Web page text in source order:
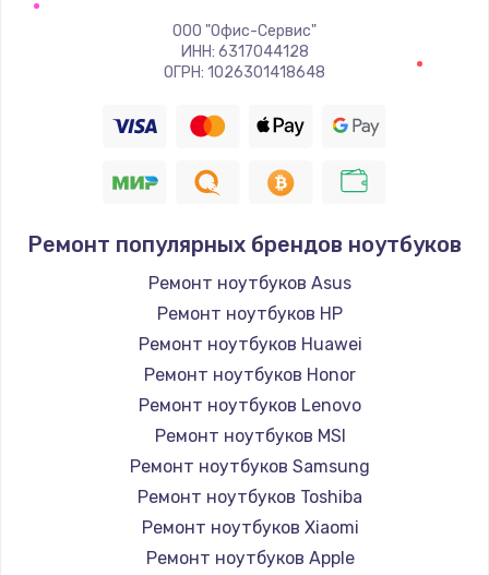
ООО "Офис-Сервис"
ИНН: 6317044128
ОГРН: 1026301418648
Ремонт популярных брендов ноутбуков
Ремонт ноутбуков Asus
Ремонт ноутбуков HP
Ремонт ноутбуков Huawei
Ремонт ноутбуков Honor
Ремонт ноутбуков Lenovo
Ремонт ноутбуков MSI
Ремонт ноутбуков Samsung
Ремонт ноутбуков Toshiba
Ремонт ноутбуков Xiaomi
Ремонт ноутбуков Apple